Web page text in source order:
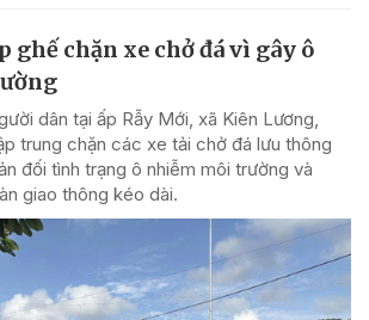
ghế chặn xe chở đá vì gây ô
dân tại ấp Rẫy Mới, xã Kiên Lương,
trung chặn các xe tải chở đá lưu thông
đối tình trạng ô nhiễm môi trường và
giao thông kéo dài.